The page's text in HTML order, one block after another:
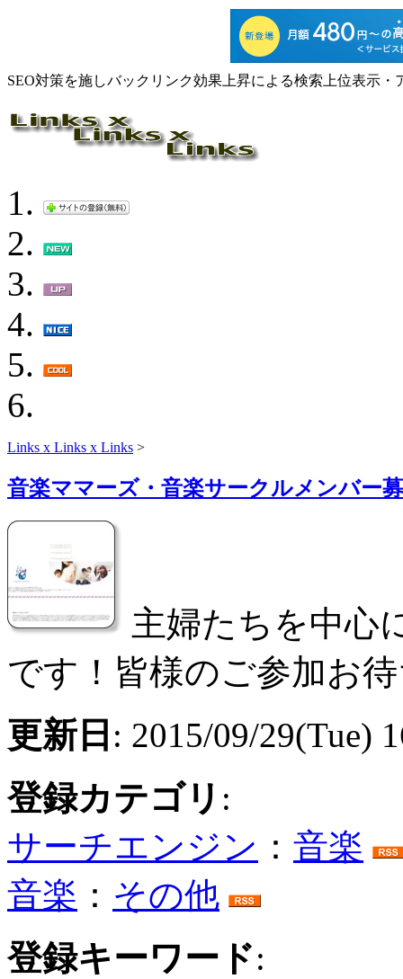
SEO対策を施しバックリンク効果上昇による検索上位表示
Links x Links x Links >
音楽ママーズ・音楽サークルメンバー
主婦たちを中心
です！皆様のご参加お
更新日 : 2015/09/29(Tue)
登録カテゴリ :
サーチエンジン ： 音楽
音楽 ： その他
登録キーワード: